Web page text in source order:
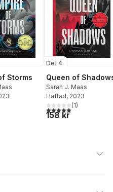
Storms
Del 4
Queen of
Sarah J. Maas
Häftad, 2023
5,0utav 5 stjärnor.
(1)
158 kr